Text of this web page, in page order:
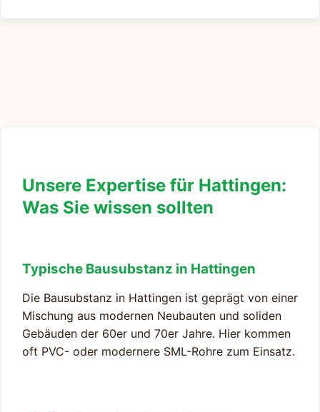
Unsere Expertise für Hattingen:
Was Sie wissen sollten
Typische Bausubstanz in Hattingen
Die Bausubstanz in Hattingen ist geprägt von einer
Mischung aus modernen Neubauten und soliden
Gebäuden der 60er und 70er Jahre. Hier kommen
oft PVC- oder modernere SML-Rohre zum Einsatz.